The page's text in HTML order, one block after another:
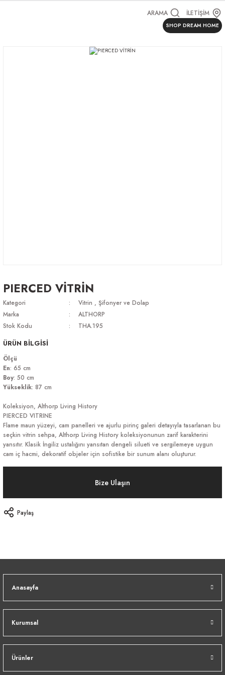
ARAMA İLETİŞİM
SHOP DREAM HOME
PIERCED VİTRİN
Kategori Vitrin , Şifonyer ve Dolap
Marka
ALTHORP
Stok Kodu
THA.195
ÜRÜN BİLGİSİ
Ölçü
En: 65 cm
Boy: 50 cm
Yükseklik: 87 cm
Koleksiyon, Althorp Living History
PIERCED VITRINE
Flame maun yüzeyi, cam panelleri ve ajurlu pirinç galeri detayıyla tasarlanan bu
seçkin vitrin sehpa, Althorp Living History koleksiyonunun zarif karakterini
yansıtır. Klasik İngiliz ustalığını yansıtan dengeli silueti ve sergilemeye uygun
cam iç hacmi, dekoratif objeler için sofistike bir sunum alanı oluşturur.
Bize Ulaşın
Paylaş
Anasayfa
Kurumsal
Ürünler